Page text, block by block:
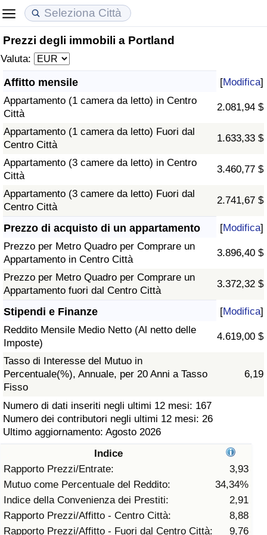
Prezzi degli immobili a Portland
Valuta:
Affitto mensile [Modifica]
Appartamento (1 camera da letto) in Centro
Città
2.081,94 $
Appartamento (1 camera da letto) Fuori dal
Centro Città
1.633,33 $
Appartamento (3 camere da letto) in Centro
Città
3.460,77 $
Appartamento (3 camere da letto) Fuori dal
Centro Città
2.741,67 $
Prezzo di acquisto di un appartamento [Modifica]
Prezzo per Metro Quadro per Comprare un
Appartamento in Centro Città
3.896,40 $
Prezzo per Metro Quadro per Comprare un
Appartamento fuori dal Centro Città
3.372,32 $
Stipendi e Finanze [Modifica]
Reddito Mensile Medio Netto (Al netto delle
Imposte)
4.619,00 $
Tasso di Interesse del Mutuo in
Percentuale(%), Annuale, per 20 Anni a Tasso
Fisso
6,19
Numero di dati inseriti negli ultimi 12 mesi: 167
Numero dei contributori negli ultimi 12 mesi: 26
Ultimo aggiornamento: Agosto 2026
Indice
Rapporto Prezzi/Entrate:
3,93
Mutuo come Percentuale del Reddito:
34,34%
Indice della Convenienza dei Prestiti:
2,91
Rapporto Prezzi/Affitto - Centro Città:
8,88
Rapporto Prezzi/Affitto - Fuori dal Centro Città:
9,76
Costo della vita
Indice Del Costo Della Vita (corrente)
Indice Del Costo Della Vita
Indice del Costo della Vita per Nazione
ad Aqaba
Prezzi degli immobili
Indice del Prezzo delle Case (Corrente)
Indice del Prezzo delle Case
Indice del Prezzo delle Case per Nazione
Qualità della Vita
Indice della Qualità della Vita
Indice della Qualità della Vita (Corrente)
Indice della qualità della vita per Paese
Criminalità
Indice del Tasso di Criminalità (Corrente)
Indice della Criminalità
Indice di criminalità per paese
Assistenza Sanitaria
Indice dell’Assistenza Sanitaria (Corrente)
Indice dell’Assistenza Sanitaria
Indice dell’Assistenza Sanitaria per
Nazione
Inquinamento
Indice dell’Inquinamento (Corrente)
Indice di inquinamento
Indice dell’Inquinamento per Nazione